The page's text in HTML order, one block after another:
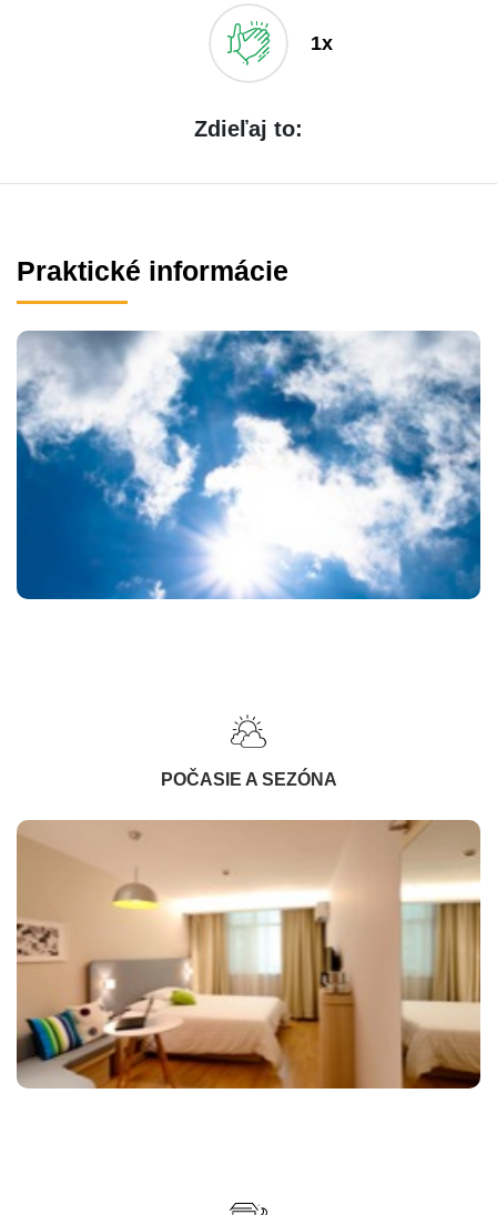
1x
Zdieľaj to:
Praktické informácie
POČASIE A SEZÓNA